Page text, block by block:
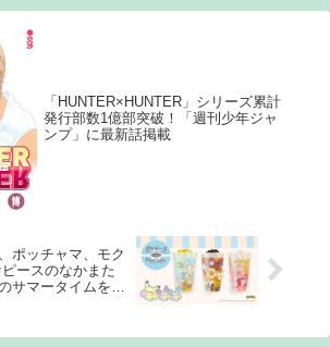
「HUNTER×HUNTER」シリーズ累計
発行部数1億部突破！「週刊少年ジャ
ンプ」に最新話掲載
ポッチャマ、モク
ースのなかまた
サマータイムを楽